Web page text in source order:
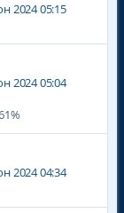
2024 05:15
2024 05:04
2024 04:34